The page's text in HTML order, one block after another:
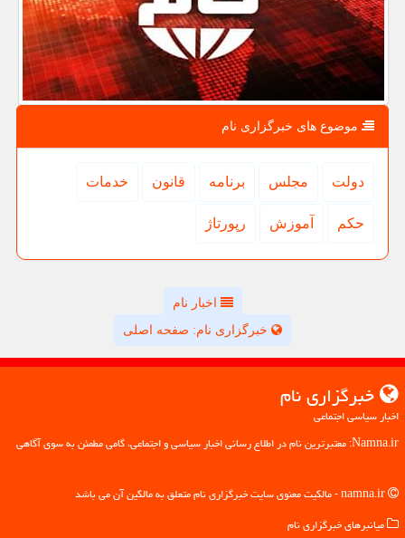
موضوع های خبرگزاری نام
دولت مجلس برنامه قانون خدمات
حكم آموزش رپورتاژ
اخبار نام
خبرگزاری نام: صفحه اصلی
خبرگزاری نام
اخبار سیاسی اجتماعی
Namna.ir: معتبرترین نام در اطلاع رسانی اخبار سیاسی و اجتماعی، گامی مطمئن به سوی آگاهی
میانبرهای خبرگزاری نام